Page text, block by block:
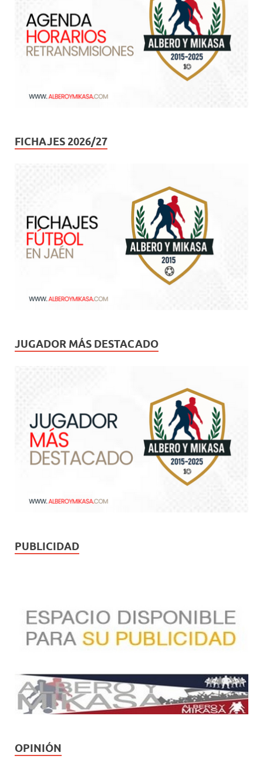
FICHAJES 2026/27
JUGADOR MÁS DESTACADO
PUBLICIDAD
OPINIÓN